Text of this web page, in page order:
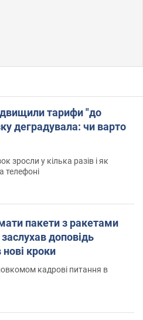
тарифи "до
деградувала: чи варто
зросли у кілька разів і як
телефоні
пакети з ракетами
доповідь
кроки
кадрові питання в